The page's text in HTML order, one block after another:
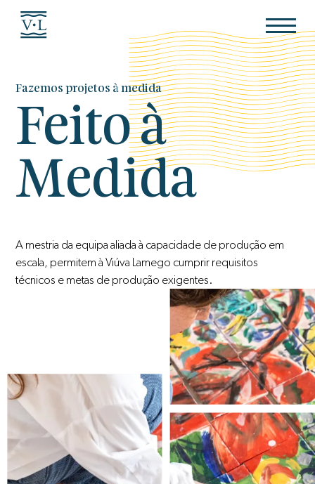
Fazemos projetos à medida
Feito à
Medida
A mestria da equipa aliada à capacidade de produção em
escala, permitem à Viúva Lamego cumprir requisitos
técnicos e metas de produção exigentes.